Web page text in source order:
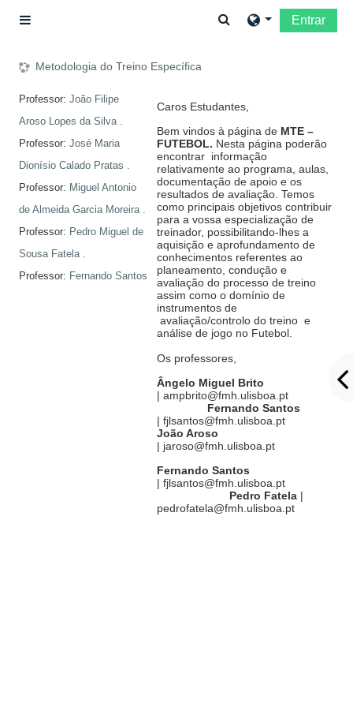
Alternar a entrada
Entrar
Metodologia do Treino Específica
Caros Estudantes,
Bem vindos à página de MTE –
FUTEBOL. Nesta página poderão
encontrar informação
relativamente ao programa, aulas,
documentação de apoio e os
resultados de avaliação. Temos
como principais objetivos contribuir
para a vossa especialização de
treinador, possibilitando-lhes a
aquisição e aprofundamento de
conhecimentos referentes ao
planeamento, condução e
avaliação do processo de treino
assim como o domínio de
instrumentos de
avaliação/controlo do treino e
análise de jogo no Futebol.
Os professores,
Ângelo Miguel Brito
| ampbrito@fmh.ulisboa.pt
Fernando Santos
|
João Aroso
| jaroso@fmh.ulisboa.pt
Fernando Santos
| fjlsantos@fmh.ulisboa.pt
Pedro Fatela |
pedrofatela@fmh.ulisboa.pt
Professor:João Filipe
Aroso Lopes da Silva .
Professor:José Maria
Dionísio Calado Pratas .
Professor: Miguel Antonio
de Almeida Garcia Moreira .
Professor: Pedro Miguel de
Sousa Fatela .
Professor: Fernando Santos